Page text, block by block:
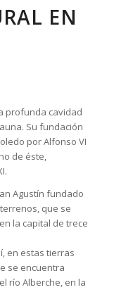
EN
profunda cavidad
Su fundación
por Alfonso VI
de éste,
Agustín fundado
que se
la capital de trece
en estas tierras
se encuentra
río Alberche, en la